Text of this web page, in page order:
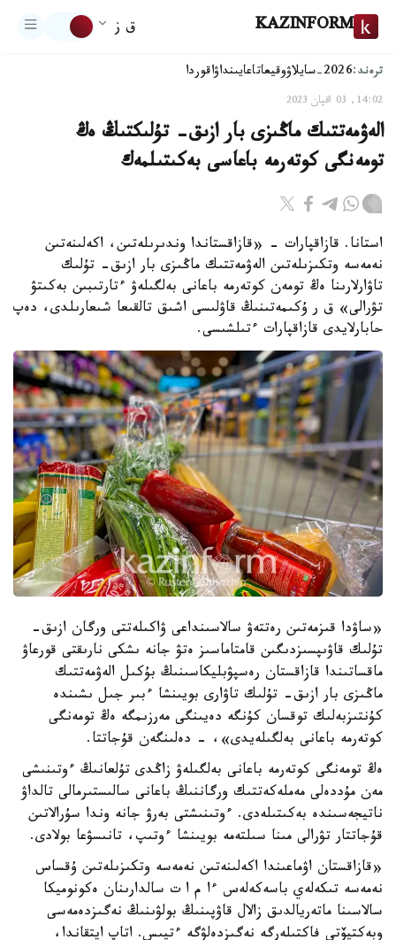
KAZINFORM ق ز
ترەند:2026-سايلاۋ وقيعاتاعايىنداۋاقوردا
14:02, 03 اقپان 2023
الەۋمەتتىك ماڭىزى بار ازىق- تۇلىكتىڭ ەڭ
تومەنگى كوتەرمە باعاسى بەكىتىلمەك
استانا. قازاقپارات - «قازاقستاندا وندىرىلەتىن، اكەلىنەتىن
نەمەسە وتكىزىلەتىن الەۋمەتتىك ماڭىزى بار ازىق- تۇلىك
تاۋارلارىنا ەڭ تومەن كوتەرمە باعانى بەلگىلەۋ ءتارتىبىن بەكىتۋ
تۋرالى» ق ر ۇكىمەتىنىڭ قاۋلىسى اشىق تالقىعا شىعارىلدى، دەپ
حابارلايدى قازاقپارات ءتىلشىسى.
«ساۋدا قىزمەتىن رەتتەۋ سالاسىنداعى ۋاكىلەتتى ورگان ازىق-
تۇلىك قاۋىپسىزدىگىن قامتاماسىز ەتۋ جانە ىشكى نارىقتى قورعاۋ
ماقساتىندا قازاقستان رەسپۋبليكاسىنىڭ بۇكىل الەۋمەتتىك
ماڭىزى بار ازىق- تۇلىك تاۋارى بويىنشا ءبىر جىل ىشىندە
كۇنتىزبەلىك توقسان كۇنگە دەيىنگى مەرزىمگە ەڭ تومەنگى
كوتەرمە باعانى بەلگىلەيدى»، - دەلىنگەن قۇجاتتا.
ەڭ تومەنگى كوتەرمە باعانى بەلگىلەۋ زاڭدى تۇلعانىڭ ءوتىنىشى
مەن مۇددەلى مەملەكەتتىك ورگاننىڭ باعانى سالىستىرمالى تالداۋ
ناتيجەسىندە بەكىتىلەدى. ءوتىنىشتى بەرۋ جانە وندا سۇرالاتىن
قۇجاتتار تۋرالى مىنا سىلتەمە بويىنشا ءوتىپ، تانىسۋعا بولادى.
«قازاقستان اۋماعىندا اكەلىنەتىن نەمەسە وتكىزىلەتىن ۇقساس
نەمەسە تىكەلەي باسەكەلەس ءا م ا ت سالدارىنان ەكونوميكا
سالاسىنا ماتەريالدىق زالال قاۋپىنىڭ بولۋىنىڭ نەگىزدەمەسى
وبەكتيۆتى فاكتىلەرگە نەگىزدەلۋگە ءتيىس. اتاپ ايتقاندا،